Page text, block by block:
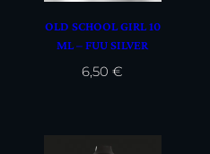
OLD SCHOOL GIRL 10
ML – FUU SILVER
6,50€